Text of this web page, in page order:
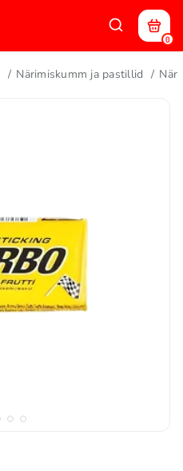
0
Närimiskumm ja pastillid